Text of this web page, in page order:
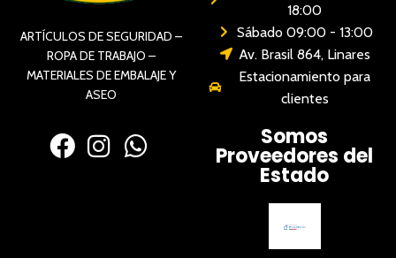
ARTÍCULOS DE SEGURIDAD –
ROPA DE TRABAJO –
MATERIALES DE EMBALAJE Y
ASEO
18:00
Sábado 09:00 - 13:00
Av. Brasil 864, Linares
Estacionamiento para
clientes
Somos
Proveedores del
Estado